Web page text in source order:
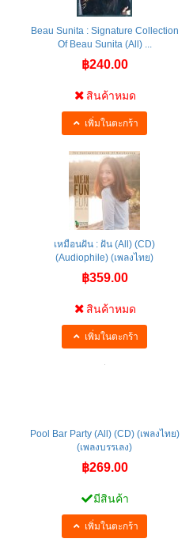
Beau Sunita : Signature Collection
Of Beau Sunita (All) ...
฿240.00
สินค้าหมด
เพิ่มในตะกร้า
เหมือนฝัน : ฝัน (All) (CD)
(Audiophile) (เพลงไทย)
฿359.00
สินค้าหมด
เพิ่มในตะกร้า
(เพลงบรรเลง)
฿269.00
มีสินค้า